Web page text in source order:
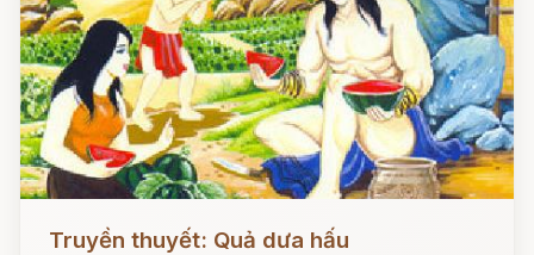
Đọc ngay
Truyền thuyết: Quả dưa hấu